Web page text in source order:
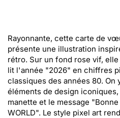
Rayonnante, cette carte de
présente une illustration
rétro. Sur un fond rose vif,
lit l'année "2026" en chiffres
classiques des années 80. On
éléments de design
manette et le message
WORLD". Le style pixel art